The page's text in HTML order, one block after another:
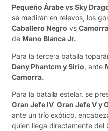
Pequeño Árabe vs Sky
se medirán en relevos, los
Caballero Negro vs
de Mano Blanca Jr.
Para la tercera batalla
Dany Phantom y Sirio, ante
Camorra.
Para la batalla estelar, se
Gran Jefe IV, Gran Jefe V y
ante un trío exótico,
quien llega directamente del